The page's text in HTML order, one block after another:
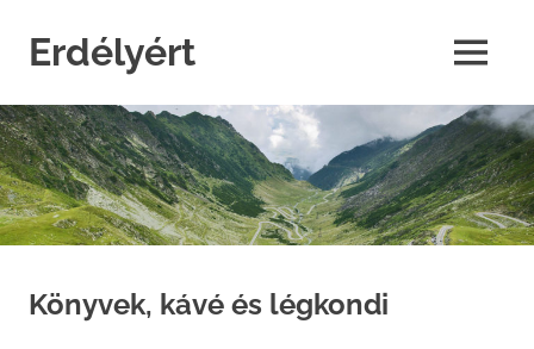
contentErdélyért MENU
Könyvek, kávé és légkondi